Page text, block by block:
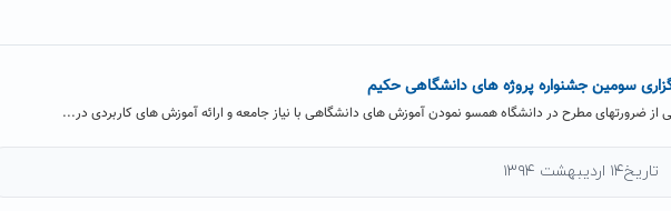
سومین جشنواره پروژه های دانشگاهی حکیم
از ضرورتهای مطرح در دانشگاه همسو نمودن آموزش های دانشگاهی با نیاز جامعه و ارائه آموزش های کاربردی در...
تاریخ۱۴ اردیبهشت ۱۳۹۴